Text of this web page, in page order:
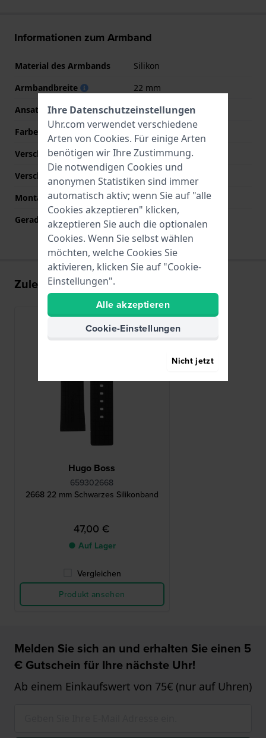
Informationen zum Armband
Material des Armbands
Silikon
Armbandbreite
22 mm
Ansatzbreite
22 mm
Farbe des Armbands
Schwarz
Verschlusstyp
Dornschließe
Verschlussfarbe
Silber
Montagetyp
Druckstifte
Gerade Bandhalterung
Ja
Zuletzt angesehen
Hugo Boss
659302668
2668 22 mm Schwarzes Silikonband
47,00 €
● Auf Lager
Vergleichen
Produkt ansehen
Melden Sie sich an und erhalten Sie einen 5
€ Gutschein für Ihre nächste Uhr!
Ab einem Einkaufswert von 75€ (nur auf Uhren)
Ihre Datenschutzeinstellungen
Uhr.com verwendet verschiedene
Arten von Cookies. Für einige Arten
benötigen wir Ihre Zustimmung.
Die notwendigen Cookies und
anonymen Statistiken sind immer
automatisch aktiv; wenn Sie auf "alle
Cookies akzeptieren" klicken,
akzeptieren Sie auch die optionalen
Cookies. Wenn Sie selbst wählen
möchten, welche Cookies Sie
aktivieren, klicken Sie auf "Cookie-
Einstellungen".
Alle akzeptieren
Cookie-Einstellungen
Nicht jetzt